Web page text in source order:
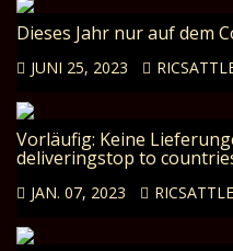
Dieses Jahr nur auf dem
JUNI 25, 2023
Vorläufig: Keine
deliveringstop to
JAN. 07, 2023